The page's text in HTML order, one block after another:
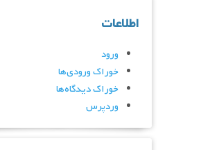
اطلاعات
ورود
خوراک ورودی‌ها
خوراک دیدگاه‌ها
وردپرس